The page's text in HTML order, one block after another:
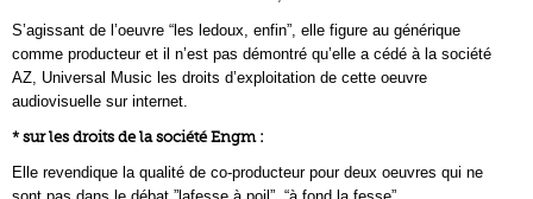
S’agissant de l’oeuvre “les ledoux, enfin”, elle figure au générique
comme producteur et il n’est pas démontré qu’elle a cédé à la société
AZ, Universal Music les droits d’exploitation de cette oeuvre
audiovisuelle sur internet.
* sur les droits de la société Engm :
Elle revendique la qualité de co-producteur pour deux oeuvres qui ne